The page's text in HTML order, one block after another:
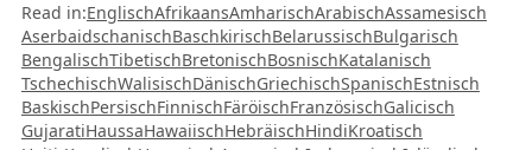
Read in:EnglischAfrikaansAmharischArabischAssamesisch
AserbaidschanischBaschkirischBelarussischBulgarisch
BengalischTibetischBretonischBosnischKatalanisch
TschechischWalisischDänischGriechischSpanischEstnisch
BaskischPersischFinnischFäröischFranzösischGalicisch
GujaratiHaussaHawaiischHebräischHindiKroatisch